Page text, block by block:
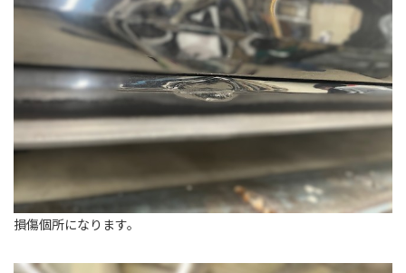
損傷個所になります。